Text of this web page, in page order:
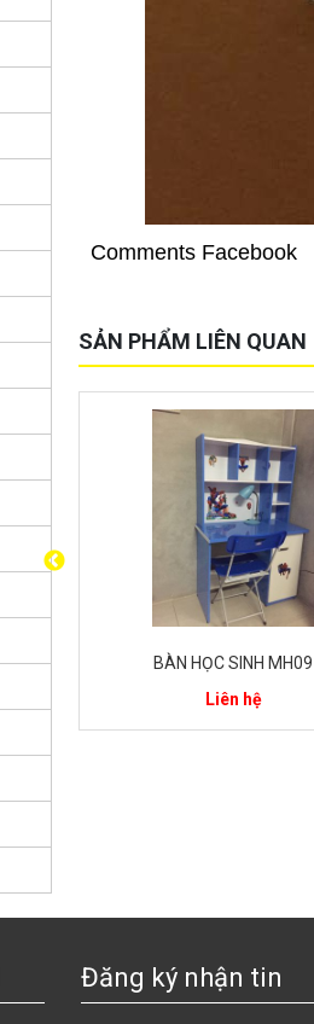
Comments Facebook
SẢN PHẨM LIÊN QUAN
BÀN HỌC SINH MH09
Liên hệ
Đăng ký nhận tin